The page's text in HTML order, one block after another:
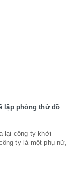
lập phòng thử đồ
lại công ty khởi
ty là một phụ nữ,